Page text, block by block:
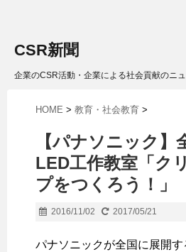
CSR新聞
企業のCSR活動・企業による社会貢献のニ
HOME > 教育・社会教育 >
【パナソニック】
LED工作教室「ク
プをつくろう！」
2016/11/02 2017/05/21
パナソニックが全国に展開